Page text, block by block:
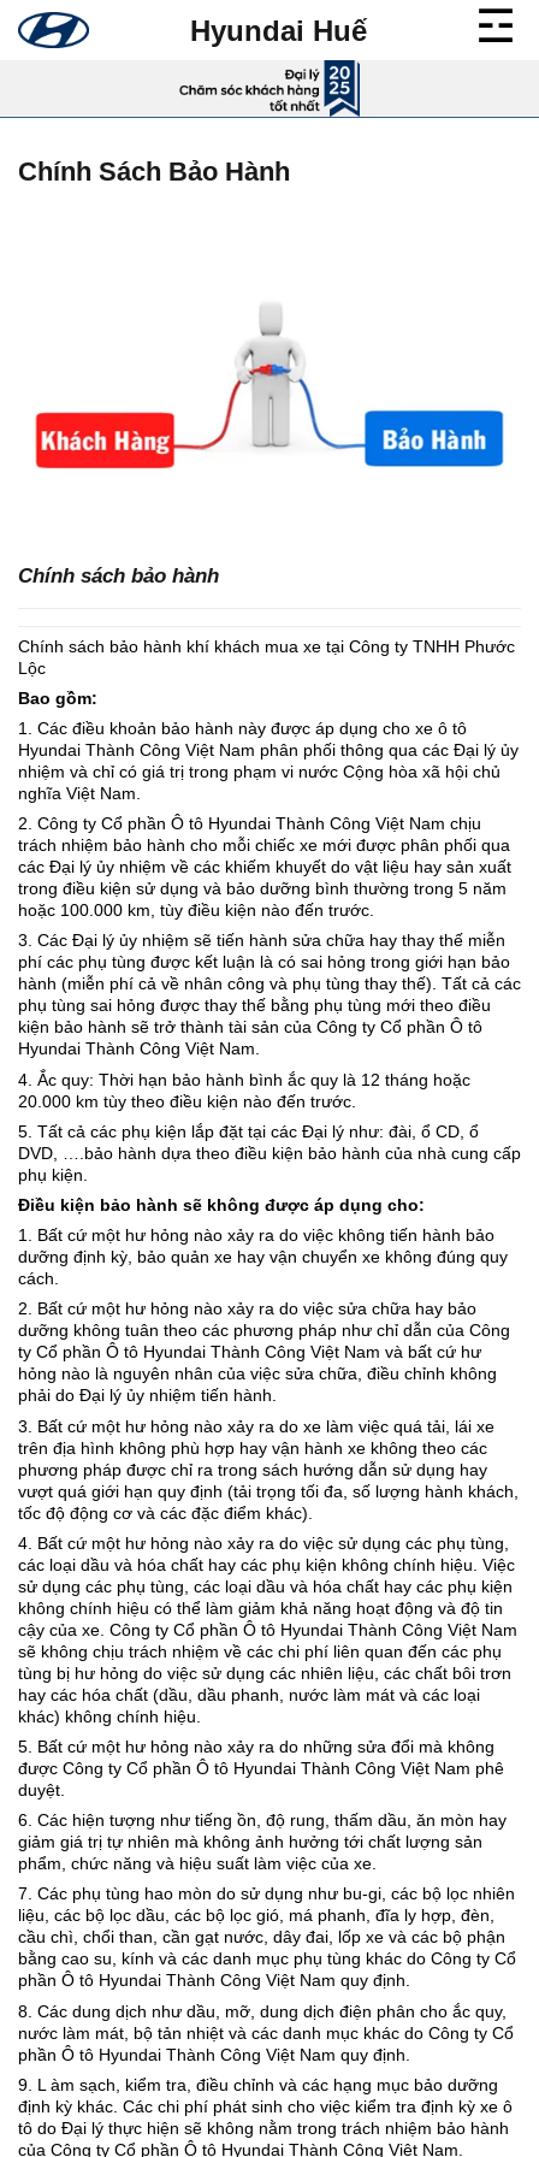
qua
Hyundai Huế
Chính Sách Bảo Hành
Chính sách bảo hành
Chính sách bảo hành khí khách mua xe tại Công ty TNHH Phước
Lộc
Bao gồm:
1. Các điều khoản bảo hành này được áp dụng cho xe ô tô
Hyundai Thành Công Việt Nam phân phối thông qua các Đại lý ủy
nhiệm và chỉ có giá trị trong phạm vi nước Cộng hòa xã hội chủ
nghĩa Việt Nam.
2. Công ty Cổ phần Ô tô Hyundai Thành Công Việt Nam chịu
trách nhiệm bảo hành cho mỗi chiếc xe mới được phân phối qua
các Đại lý ủy nhiệm về các khiếm khuyết do vật liệu hay sản xuất
trong điều kiện sử dụng và bảo dưỡng bình thường trong 5 năm
hoặc 100.000 km, tùy điều kiện nào đến trước.
3. Các Đại lý ủy nhiệm sẽ tiến hành sửa chữa hay thay thế miễn
phí các phụ tùng được kết luận là có sai hỏng trong giới hạn bảo
hành (miễn phí cả về nhân công và phụ tùng thay thế). Tất cả các
phụ tùng sai hỏng được thay thế bằng phụ tùng mới theo điều
kiện bảo hành sẽ trở thành tài sản của Công ty Cổ phần Ô tô
Hyundai Thành Công Việt Nam.
4. Ắc quy: Thời hạn bảo hành bình ắc quy là 12 tháng hoặc
20.000 km tùy theo điều kiện nào đến trước.
5. Tất cả các phụ kiện lắp đặt tại các Đại lý như: đài, ổ CD, ổ
DVD, ….bảo hành dựa theo điều kiện bảo hành của nhà cung cấp
phụ kiện.
Điều kiện bảo hành sẽ không được áp dụng cho:
1. Bất cứ một hư hỏng nào xảy ra do việc không tiến hành bảo
dưỡng định kỳ, bảo quản xe hay vận chuyển xe không đúng quy
cách.
2. Bất cứ một hư hỏng nào xảy ra do việc sửa chữa hay bảo
dưỡng không tuân theo các phương pháp như chỉ dẫn của Công
ty Cổ phần Ô tô Hyundai Thành Công Việt Nam và bất cứ hư
hỏng nào là nguyên nhân của việc sửa chữa, điều chỉnh không
phải do Đại lý ủy nhiệm tiến hành.
3. Bất cứ một hư hỏng nào xảy ra do xe làm việc quá tải, lái xe
trên địa hình không phù hợp hay vận hành xe không theo các
phương pháp được chỉ ra trong sách hướng dẫn sử dụng hay
vượt quá giới hạn quy định (tải trọng tối đa, số lượng hành khách,
tốc độ động cơ và các đặc điểm khác).
4. Bất cứ một hư hỏng nào xảy ra do việc sử dụng các phụ tùng,
các loại dầu và hóa chất hay các phụ kiện không chính hiệu. Việc
sử dụng các phụ tùng, các loại dầu và hóa chất hay các phụ kiện
không chính hiệu có thể làm giảm khả năng hoạt động và độ tin
cậy của xe. Công ty Cổ phần Ô tô Hyundai Thành Công Việt Nam
sẽ không chịu trách nhiệm về các chi phí liên quan đến các phụ
tùng bị hư hỏng do việc sử dụng các nhiên liệu, các chất bôi trơn
hay các hóa chất (dầu, dầu phanh, nước làm mát và các loại
khác) không chính hiệu.
5. Bất cứ một hư hỏng nào xảy ra do những sửa đổi mà không
được Công ty Cổ phần Ô tô Hyundai Thành Công Việt Nam phê
duyệt.
6. Các hiện tượng như tiếng ồn, độ rung, thấm dầu, ăn mòn hay
giảm giá trị tự nhiên mà không ảnh hưởng tới chất lượng sản
phẩm, chức năng và hiệu suất làm việc của xe.
7. Các phụ tùng hao mòn do sử dụng như bu-gi, các bộ lọc nhiên
liệu, các bộ lọc dầu, các bộ lọc gió, má phanh, đĩa ly hợp, đèn,
cầu chì, chổi than, cần gạt nước, dây đai, lốp xe và các bộ phận
bằng cao su, kính và các danh mục phụ tùng khác do Công ty Cổ
phần Ô tô Hyundai Thành Công Việt Nam quy định.
8. Các dung dịch như dầu, mỡ, dung dịch điện phân cho ắc quy,
nước làm mát, bộ tản nhiệt và các danh mục khác do Công ty Cổ
phần Ô tô Hyundai Thành Công Việt Nam quy định.
9. L àm sạch, kiểm tra, điều chỉnh và các hạng mục bảo dưỡng
định kỳ khác. Các chi phí phát sinh cho việc kiểm tra định kỳ xe ô
tô do Đại lý thực hiện sẽ không nằm trong trách nhiệm bảo hành
của Công ty Cổ phần Ô tô Hyundai Thành Công Việt Nam.